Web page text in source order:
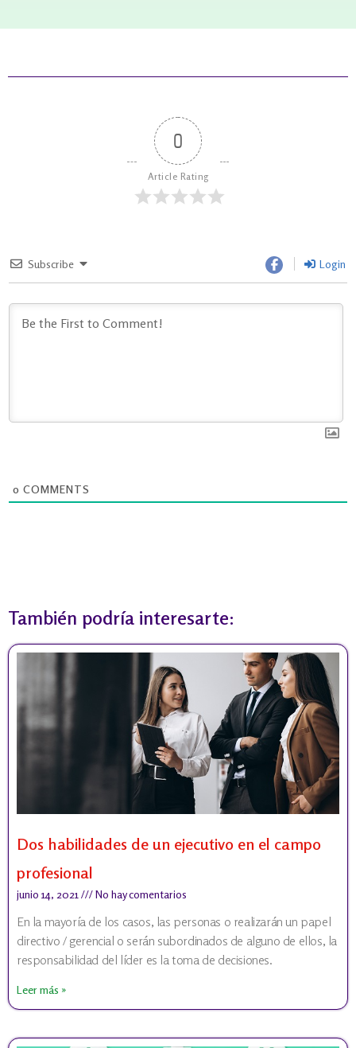
0
Article Rating
Subscribe Login
0 COMMENTS
También podría interesarte:
Dos habilidades de un ejecutivo en el campo
profesional
junio 14, 2021 No hay comentarios
En la mayoría de los casos, las personas o realizarán un papel
directivo / gerencial o serán subordinados de alguno de ellos, la
responsabilidad del líder es la toma de decisiones.
Leer más »